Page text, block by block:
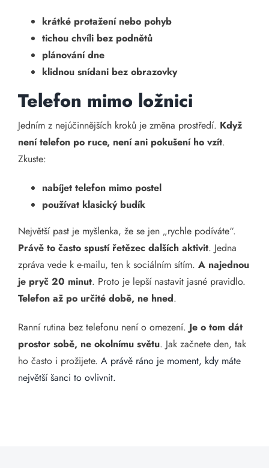
krátké protažení nebo pohyb
tichou chvíli bez podnětů
plánování dne
klidnou snídani bez obrazovky
Telefon mimo ložnici
Jedním z nejúčinnějších kroků je změna prostředí. Když
není telefon po ruce, není ani pokušení ho vzít.
Zkuste:
nabíjet telefon mimo postel
používat klasický budík
Největší past je myšlenka, že se jen „rychle podíváte“.
Právě to často spustí řetězec dalších aktivit. Jedna
zpráva vede k e-mailu, ten k sociálním sítím. A najednou
je pryč 20 minut. Proto je lepší nastavit jasné pravidlo.
Telefon až po určité době, ne hned.
Ranní rutina bez telefonu není o omezení. Je o tom dát
prostor sobě, ne okolnímu světu. Jak začnete den, tak
ho často i prožijete. A právě ráno je moment, kdy máte
největší šanci to ovlivnit.